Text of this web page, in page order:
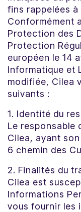
fins rappelées
Conformément
Protection des
Protection
européen le 14
Informatique et
modifiée, Cilea
suivants :
1. Identité du
Le responsable
Cilea, ayant
6 chemin des
2. Finalités du
Cilea est
Informations
vous fournir les